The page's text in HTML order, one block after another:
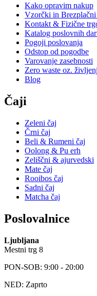
Kako opravim nakup
Vzorčki in
Kontakt & Fizične
Katalog poslovnih
Pogoji poslovanja
Odstop od pogodbe
Varovanje zasebnosti
Zero waste oz.
Blog
Čaji
Zeleni čaj
Črni čaj
Beli & Rumeni čaj
Oolong & Pu erh
Zeliščni & ajurvedski
Mate čaj
Rooibos čaj
Sadni čaj
Matcha čaj
Poslovalnice
Ljubljana
Mestni trg 8
PON-SOB: 9:00 - 20:00
NED: Zaprto